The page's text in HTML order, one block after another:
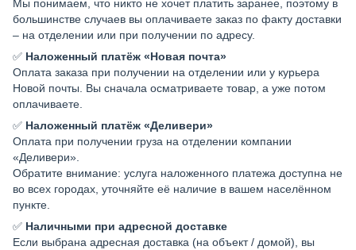
Мы понимаем, что никто не хочет платить заранее, поэтому в
большинстве случаев вы оплачиваете заказ по факту доставки
– на отделении или при получении по адресу.
✅ Наложенный платёж «Новая почта»
Оплата заказа при получении на отделении или у курьера
Новой почты. Вы сначала осматриваете товар, а уже потом
оплачиваете.
✅ Наложенный платёж «Деливери»
Оплата при получении груза на отделении компании
«Деливери».
Обратите внимание: услуга наложенного платежа доступна не
во всех городах, уточняйте её наличие в вашем населённом
пункте.
✅ Наличными при адресной доставке
Если выбрана адресная доставка (на объект / домой), вы